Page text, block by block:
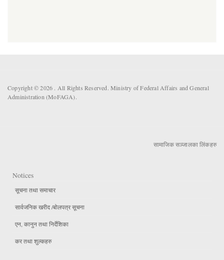
Copyright © 2026 . All Rights Reserved. Ministry of Federal Affairs and General
Administration (MoFAGA).
सामाजिक सञ्जालका लिंकहरु
Notices
सूचना तथा समाचार
सार्वजनिक खरीद /बोलपत्र सूचना
एन, कानुन तथा निर्देशिका
कर तथा शुल्कहरु